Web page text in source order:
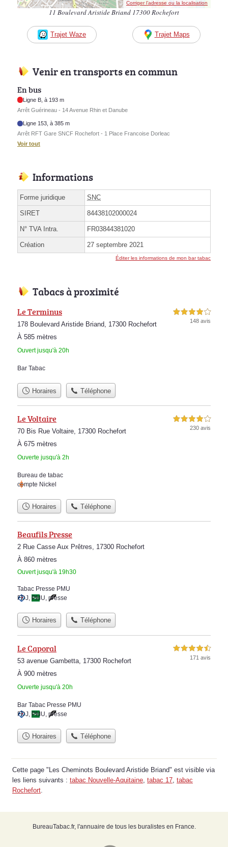
Corriger l’adresse ou la localisation
11 Boulevard Aristide Briand 17300 Rochefort
Trajet Waze Trajet Maps
Venir en transports en commun
En bus
Ligne B, à 193 m
Arrêt Guérineau - 14 Avenue Rhin et Danube
Ligne 153, à 385 m
Arrêt RFT Gare SNCF Rochefort - 1 Place Francoise Dorleac
Voir tout
Informations
Forme juridique SNC
SIRET 84438102000024
N° TVA Intra. FR03844381020
Création 27 septembre 2021
Éditer les informations de mon bar tabac
Tabacs à proximité
Le Terminus
178 Boulevard Aristide Briand, 17300 Rochefort
À 585 mètres
Ouvert jusqu'à 20h
4,0 étoiles sur 5
148 avis
Bar Tabac
Horaires Téléphone
Le Voltaire
70 Bis Rue Voltaire, 17300 Rochefort
À 675 mètres
Ouverte jusqu'à 2h
4,0 étoiles sur 5
230 avis
Bureau de tabac
compte Nickel
Horaires Téléphone
Beaufils Presse
2 Rue Casse Aux Prêtres, 17300 Rochefort
À 860 mètres
Ouvert jusqu'à 19h30
Tabac Presse PMU
FDJ, PMU, presse
Horaires Téléphone
Le Caporal
53 avenue Gambetta, 17300 Rochefort
À 900 mètres
Ouverte jusqu'à 20h
4,5 étoiles sur 5
171 avis
Bar Tabac Presse PMU
FDJ PMU presse
Horaires Téléphone
Cette page "Les Cheminots Boulevard Aristide Briand" est visible via
les liens suivants : tabac Nouvelle-Aquitaine tabac 17 tabac
Rochefort
BureauTabac.fr, l'annuaire de tous les buralistes en France.